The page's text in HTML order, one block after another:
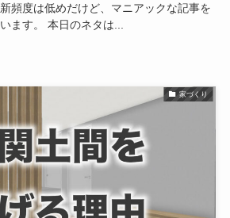
頻度は低めだけど、マニアックな記事を
ます。 本日のネタは...
家づくり